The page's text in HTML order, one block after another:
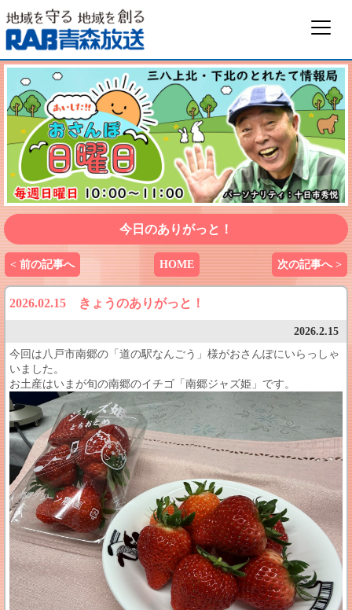
今日のありがっと！
< 前の記事へ HOME 次の記事へ >
2026.02.15 きょうのありがっと！
2026.2.15
今回は八戸市南郷の「道の駅なんごう」様がおさんぽにいらっしゃ
いました。
お土産はいまが旬の南郷のイチゴ「南郷ジャズ姫」です。